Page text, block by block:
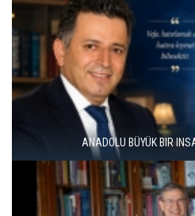
ÜNAL ERSÖZLÜ’NÜN YENİ ŞİİR